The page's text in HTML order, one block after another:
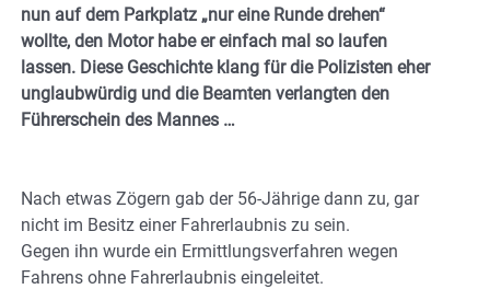
nun auf dem Parkplatz „nur eine Runde drehen“
wollte, den Motor habe er einfach mal so laufen
lassen. Diese Geschichte klang für die Polizisten eher
unglaubwürdig und die Beamten verlangten den
Führerschein des Mannes …
Nach etwas Zögern gab der 56-Jährige dann zu, gar
nicht im Besitz einer Fahrerlaubnis zu sein.
Gegen ihn wurde ein Ermittlungsverfahren wegen
Fahrens ohne Fahrerlaubnis eingeleitet.